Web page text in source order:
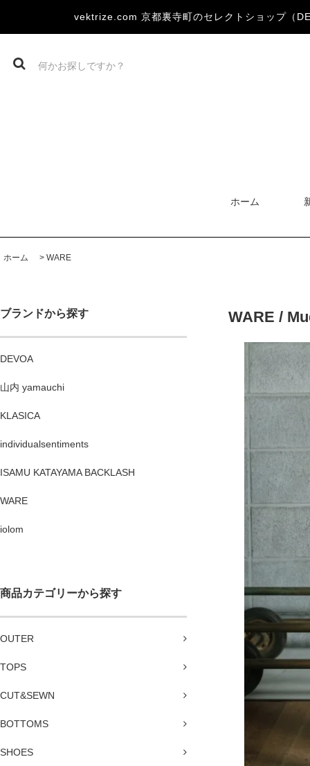
vektrize.com 京都裏寺町のセレクトショップ（
ホーム
ホーム > WARE
ブランドから探す
DEVOA
山内 yamauchi
KLASICA
individualsentiments
ISAMU KATAYAMA BACKLASH
WARE
iolom
商品カテゴリーから探す
OUTER
TOPS
CUT&SEWN
BOTTOMS
SHOES
WARE /